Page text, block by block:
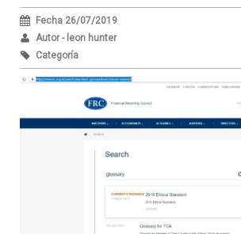
Fecha 26/07/2019
Autor - leon hunter
Categoría